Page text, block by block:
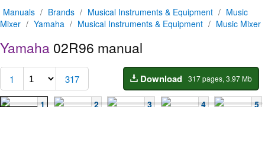
Manuals / Brands / Musical Instruments & Equipment / Music
Mixer / Yamaha / Musical Instruments & Equipment / Music Mixer
Yamaha 02R96 manual
1 317 Download 317 pages, 3.97 Mb
1 2 3 4 5